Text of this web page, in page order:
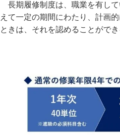
長期履修制度は、職業を有し
えて一定の期間にわたり、計画
ときは、それを認めることができ